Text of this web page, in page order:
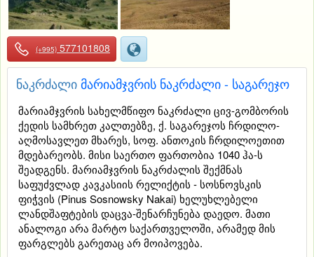
(+995) 577101808
ნაკრძალიმარიამჯვრის ნაკრძალი - საგარეჯო
მარიამჯვრის სახელმწიფო ნაკრძალი ცივ-გომბორის
ქედის სამხრეთ კალთებზე, ქ. საგარეჯოს ჩრდილო-
აღმოსავლეთ მხარეს, სოფ. ანთოკის ჩრდილოეთით
მდებარეობს. მისი საერთო ფართობია 1040 ჰა-ს
შეადგენს. მარიამჯვრის ნაკრძალის შექმნას
საფუძვლად კავკასიის რელიქტის - სოსნოვსკის
ფიჭვის (Pinus Sosnowsky Nakai) ხელუხლებელი
ლანდშაფტების დაცვა-შენარჩუნება დაედო. მათი
ანალოგი არა მარტო საქართველოში, არამედ მის
ფარგლებს გარეთაც არ მოიპოვება.